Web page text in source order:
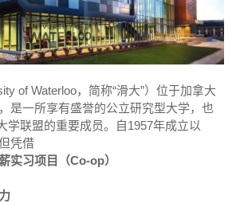
of Waterloo，简称“滑大”）位于加拿大
是一所享有盛誉的公立研究型大学，也
学联盟的重要成员。自1957年成立以
凭借
实习项目（Co-op）